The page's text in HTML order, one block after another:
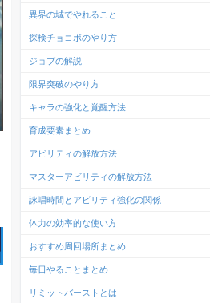
異界の城でやれること
探検チョコボのやり方
ジョブの解説
限界突破のやり方
キャラの強化と覚醒方法
育成要素まとめ
アビリティの解放方法
マスターアビリティの解放方法
詠唱時間とアビリティ強化の関係
体力の効率的な使い方
おすすめ周回場所まとめ
毎日やることまとめ
リミットバーストとは